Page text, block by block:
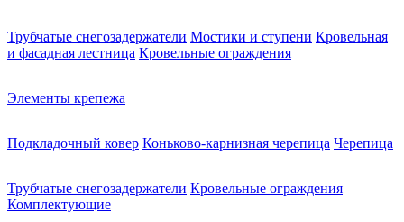
Трубчатые снегозадержатели Мостики и ступени Кровельная
и фасадная лестница Кровельные ограждения
Элементы крепежа
Подкладочный ковер Коньково-карнизная черепица Черепица
Трубчатые снегозадержатели Кровельные ограждения
Комплектующие